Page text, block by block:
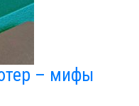
– мифы